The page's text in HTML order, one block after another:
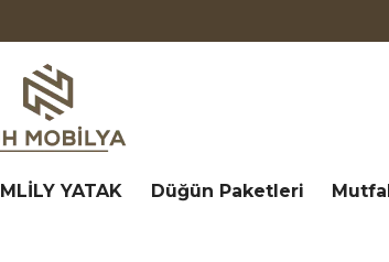
MLİLY YATAK Düğün Paketleri